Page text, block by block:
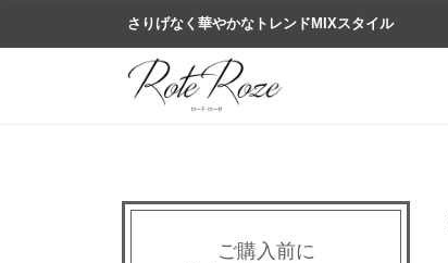
さりげなく華やかなトレンドMIXスタイル
ご購入前に